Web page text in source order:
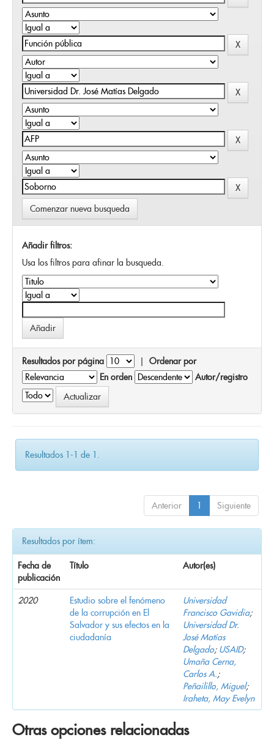
Comenzar nueva busqueda
Añadir filtros:
Usa los filtros para afinar la busqueda.
Resultados por página | Ordenar por
En orden
Autor/registro
Resultados 1-1 de 1.
Anterior 1 Siguiente
Resultados por ítem:
Fecha de
publicación
Título Autor(es)
2020
Estudio sobre el fenómeno
de la corrupción en El
Salvador y sus efectos en la
ciudadanía
Universidad
Francisco Gavidia;
Universidad Dr.
José Matías
Delgado; USAID;
Umaña Cerna,
Carlos A.;
Peñailillo, Miguel;
Iraheta, May Evelyn
Otras opciones relacionadas